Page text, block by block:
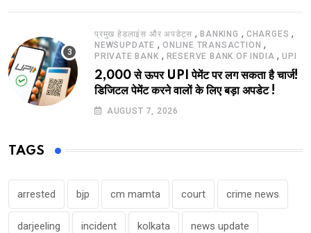
प्रमुख हेडलाइंस और अपडेट्स ,BANKING , CHARGES ,
NEWSUPDATE , ONLINE TRANSACTION ,
PRIVATE BANK , RESERVE BANK OF INDIA ,UPI
2,000 से ऊपर UPI पेमेंट पर लग सकता है चार्ज!
डिजिटल पेमेंट करने वालों के लिए बड़ा अपडेट !
AUGUST 7, 2026
TAGS
arrested bjp cm mamta court crime news
darjeeling incident kolkata news update